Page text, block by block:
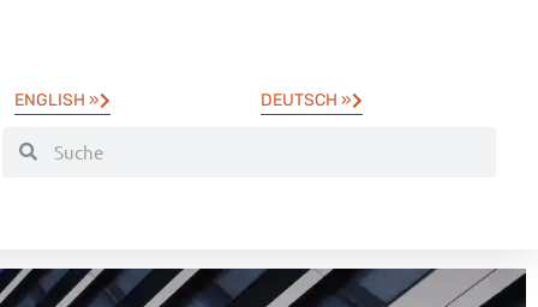
ENGLISH » DEUTSCH »